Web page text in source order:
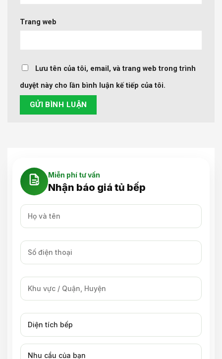
Trang web
Lưu tên của tôi, email, và trang web trong trình
duyệt này cho lần bình luận kế tiếp của tôi.
Miễn phí tư vấn
Nhận báo giá tủ bếp